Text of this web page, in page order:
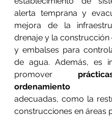
alerta temprana y
mejora de la
drenaje y la construcción
y embalses para
de agua. Además, es
promover
ordenamiento
adecuadas, como la
construcciones en áreas